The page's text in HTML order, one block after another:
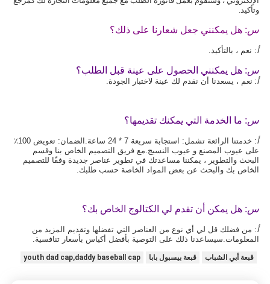
وتأكيد.
س: هل يمكنني جعل شعارنا على ذلك؟
أ: نعم ، بالتأكيد.
س: هل يمكنني الحصول على عينة قبل الطلب؟
أ: نعم ، يسعدنا أن نقدم لك عينة لاختبار الجودة.
س: ما الخدمة التي يمكنك تقديمها؟
أ:
الخاص بك والبحث عن بعض المواد الخاصة حسب طلبك.
س: هل يمكن أن تقدم لي الكتالوج الخاص بك؟
أ
المعلومات.سيساعدنا ذلك على التوصية بأفضل أكياس بأسعار تنافسية.
قبعة أبي الشباب قبعة بيسبول بابا youth dad cap,daddy baseball cap